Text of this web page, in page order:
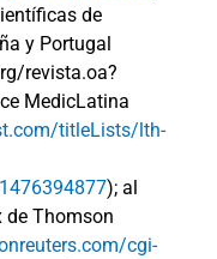
de
y Portugal
revista.oa?
MedicLatina
titleLists/lth-
); al
de Thomson
cgi-